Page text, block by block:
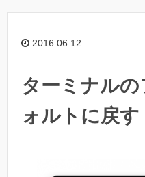
2016.06.12
ターミナル
ォルトに戻す